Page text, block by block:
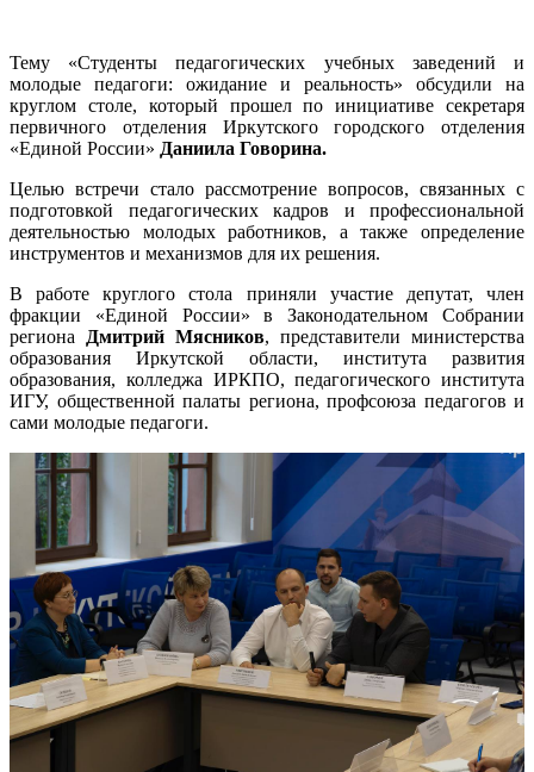
Тему «Студенты педагогических учебных заведений и
молодые педагоги: ожидание и реальность» обсудили на
круглом столе, который прошел по инициативе секретаря
первичного отделения Иркутского городского отделения
«Единой России» Даниила Говорина.
Целью встречи стало рассмотрение вопросов, связанных с
подготовкой педагогических кадров и профессиональной
деятельностью молодых работников, а также определение
инструментов и механизмов для их решения.
В работе круглого стола приняли участие депутат, член
фракции «Единой России» в Законодательном Собрании
региона Дмитрий Мясников, представители министерства
образования Иркутской области, института развития
образования, колледжа ИРКПО, педагогического института
ИГУ, общественной палаты региона, профсоюза педагогов и
сами молодые педагоги.